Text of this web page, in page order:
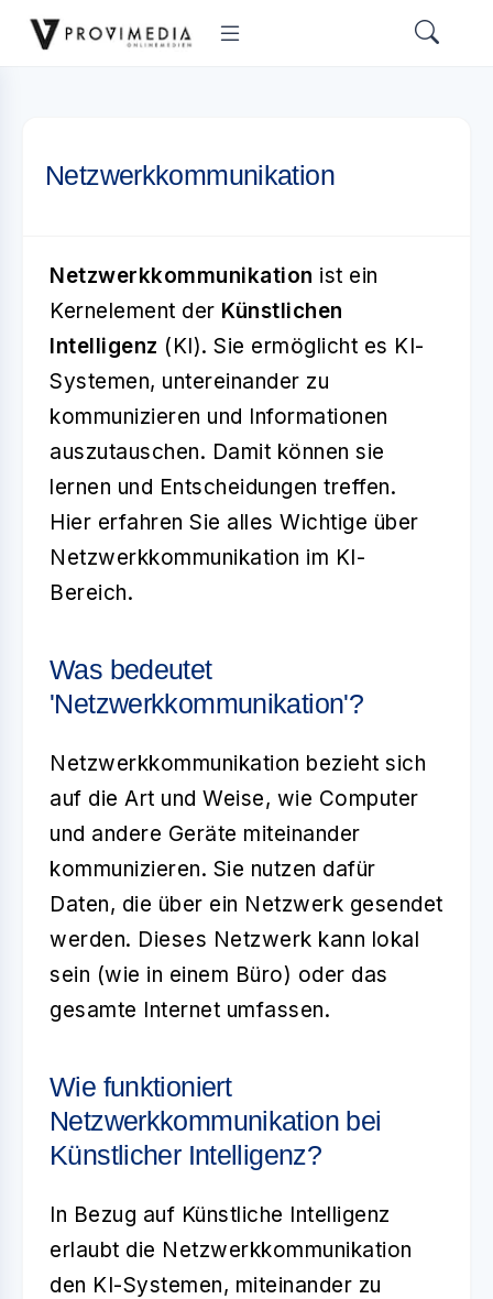
Netzwerkkommunikation
Netzwerkkommunikation ist ein
Kernelement der Künstlichen
Intelligenz (KI). Sie ermöglicht es KI-
Systemen, untereinander zu
kommunizieren und Informationen
auszutauschen. Damit können sie
lernen und Entscheidungen treffen.
Hier erfahren Sie alles Wichtige über
Netzwerkkommunikation im KI-
Bereich.
Was bedeutet
'Netzwerkkommunikation'?
Netzwerkkommunikation bezieht sich
auf die Art und Weise, wie Computer
und andere Geräte miteinander
kommunizieren. Sie nutzen dafür
Daten, die über ein Netzwerk gesendet
werden. Dieses Netzwerk kann lokal
sein (wie in einem Büro) oder das
gesamte Internet umfassen.
Wie funktioniert
Netzwerkkommunikation bei
Künstlicher Intelligenz?
In Bezug auf Künstliche Intelligenz
erlaubt die Netzwerkkommunikation
den KI-Systemen, miteinander zu